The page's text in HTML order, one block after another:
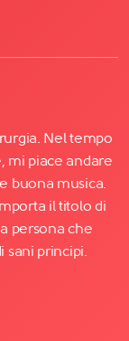
Nel tempo
mi piace andare
buona musica.
il titolo di
persona che
sani principi.